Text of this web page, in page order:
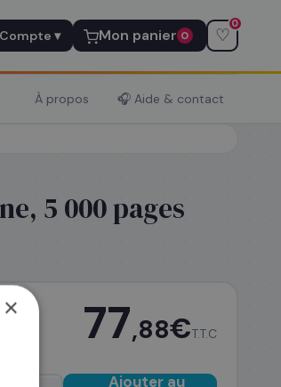
Compte ▾ Mon panier 0 ♡
0
À propos 🎧 Aide & contact
5 000 pages
77,88€T.T.C
Ajouter au
×